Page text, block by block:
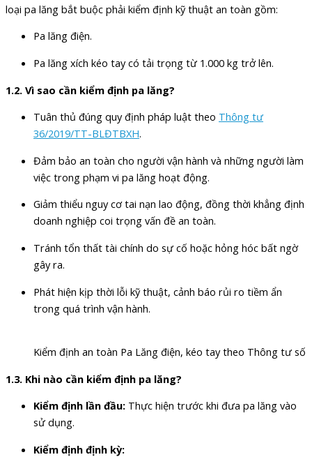
loại pa lăng bắt buộc phải kiểm định kỹ thuật an toàn gồm:
Pa lăng điện.
Pa lăng xích kéo tay có tải trọng từ 1.000 kg trở lên.
1.2. Vì sao cần kiểm định pa lăng?
Tuân thủ đúng quy định pháp luật theo Thông tư
36/2019/TT-BLĐTBXH.
Đảm bảo an toàn cho người vận hành và những người làm
việc trong phạm vi pa lăng hoạt động.
Giảm thiểu nguy cơ tai nạn lao động, đồng thời khẳng định
doanh nghiệp coi trọng vấn đề an toàn.
Tránh tổn thất tài chính do sự cố hoặc hỏng hóc bất ngờ
gây ra.
Phát hiện kịp thời lỗi kỹ thuật, cảnh báo rủi ro tiềm ẩn
trong quá trình vận hành.
Kiểm định an toàn Pa Lăng điện, kéo tay theo Thông tư số
1.3. Khi nào cần kiểm định pa lăng?
Kiểm định lần đầu: Thực hiện trước khi đưa pa lăng vào
sử dụng.
Kiểm định định kỳ: